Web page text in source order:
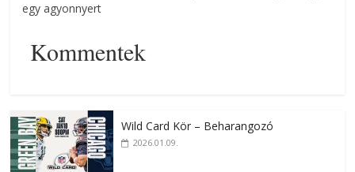
egy agyonnyert
Kommentek
Wild Card Kör – Beharangozó
2026.01.09.